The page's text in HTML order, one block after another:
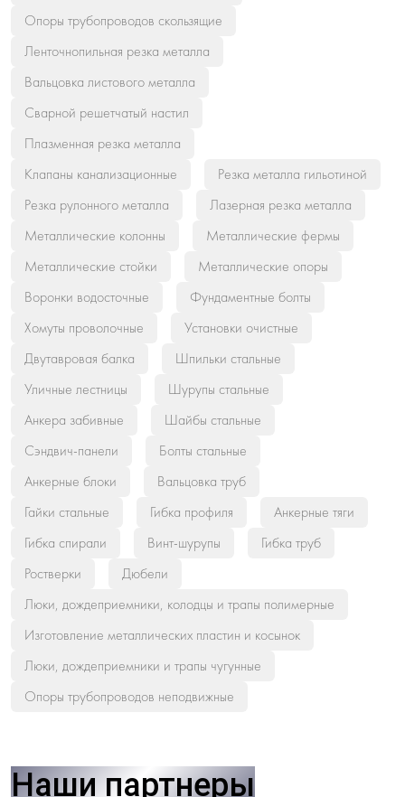
Опоры трубопроводов скользящие
Ленточнопильная резка металла
Вальцовка листового металла
Сварной решетчатый настил
Плазменная резка металла
Клапаны канализационные
Резка металла гильотиной
Резка рулонного металла
Лазерная резка металла
Металлические колонны
Металлические фермы
Металлические стойки
Металлические опоры
Воронки водосточные
Фундаментные болты
Хомуты проволочные
Установки очистные
Двутавровая балка
Шпильки стальные
Уличные лестницы
Шурупы стальные
Анкера забивные
Шайбы стальные
Сэндвич-панели
Болты стальные
Анкерные блоки
Вальцовка труб
Гайки стальные
Гибка профиля
Анкерные тяги
Гибка спирали
Винт-шурупы
Гибка труб
Ростверки
Дюбели
Люки, дождеприемники, колодцы и трапы полимерные
Изготовление металлических пластин и косынок
Люки, дождеприемники и трапы чугунные
Опоры трубопроводов неподвижные
Наши партнеры